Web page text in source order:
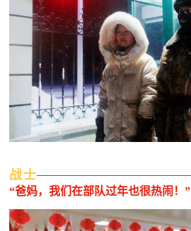
员
国
防
动
员
人
民
防
空
民
防
空
防
智
战士
“爸妈，我们在部队过年也很热闹！”